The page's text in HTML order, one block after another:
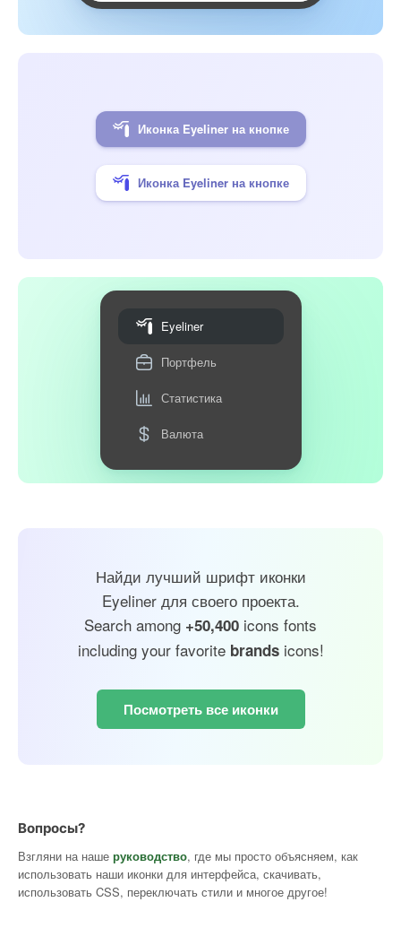
Иконка Eyeliner на кнопке
Иконка Eyeliner на кнопке
Eyeliner
Портфель
Статистика
Валюта
Найди лучший шрифт иконки
Eyeliner для своего проекта.
Search among +50,400 icons fonts
including your favorite brandsicons!
Посмотреть все иконки
Вопросы?
Взгляни на наше руководство, где мы просто объясняем, как
использовать наши иконки для интерфейса, скачивать,
использовать CSS, переключать стили и многое другое!